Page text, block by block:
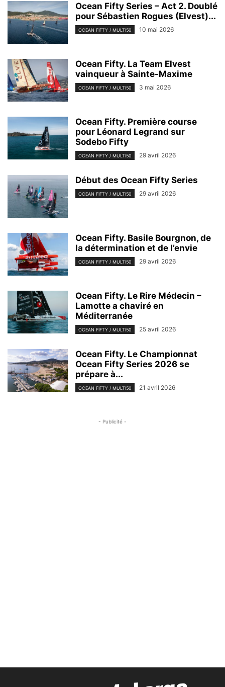
Ocean Fifty Series – Act 2. Doublé
pour Sébastien Rogues (Elvest)...
OCEAN FIFTY / MULTI50 10 mai 2026
Ocean Fifty. La Team Elvest
vainqueur à Sainte-Maxime
OCEAN FIFTY / MULTI50 3 mai 2026
Ocean Fifty. Première course
pour Léonard Legrand sur
Sodebo Fifty
OCEAN FIFTY / MULTI50 29 avril 2026
Début des Ocean Fifty Series
OCEAN FIFTY / MULTI50 29 avril 2026
Ocean Fifty. Basile Bourgnon, de
la détermination et de l’envie
OCEAN FIFTY / MULTI50 29 avril 2026
Ocean Fifty. Le Rire Médecin –
Lamotte a chaviré en
Méditerranée
OCEAN FIFTY / MULTI50 25 avril 2026
Ocean Fifty. Le Championnat
Ocean Fifty Series 2026 se
prépare à...
OCEAN FIFTY / MULTI50 21 avril 2026
- Publicité -